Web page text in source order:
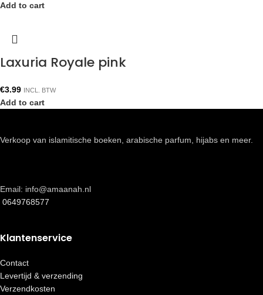
Add to cart
Laxuria Royale pink
€3.99 INCL. BTW
Add to cart
Verkoop van islamitische boeken, arabische parfum, hijabs en meer.
Email: info@amaanah.nl
0649768577
Klantenservice
Contact
Levertijd & verzending
Verzendkosten